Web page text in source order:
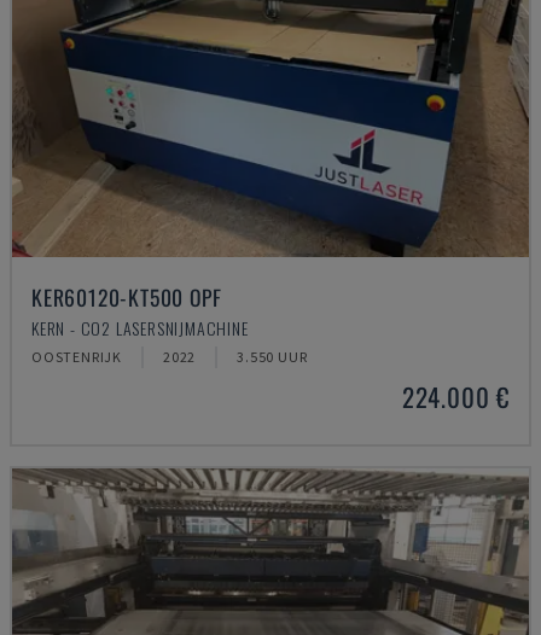
KER60120-KT500 OPF
KERN - CO2 LASERSNIJMACHINE
OOSTENRIJK 2022 3.550 UUR
224.000 €